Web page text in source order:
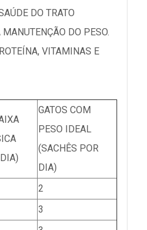
DO TRATO
DO PESO.
VITAMINAS E
GATOS COM
PESO IDEAL
(SACHÊS POR
DIA)
2
3